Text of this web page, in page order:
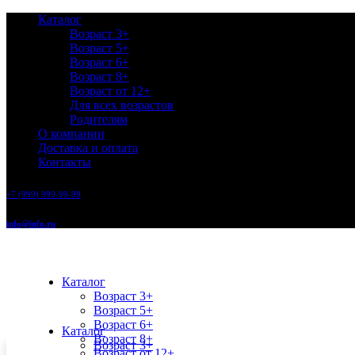
Каталог
Возраст 3+
Возраст 5+
Возраст 6+
Возраст 8+
Возраст от 12+
Для всех возрастов
Родителям
О компании
Доставка и оплата
Контакты
+7 (999) 999-99-99
info@info.ru
Каталог
Возраст 3+
Возраст 5+
Возраст 6+
Возраст 8+
Каталог
Возраст 3+